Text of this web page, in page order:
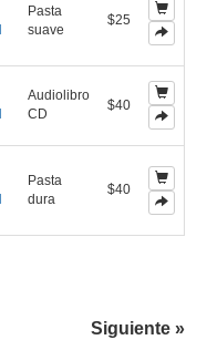
Pasta
suave
$25
Audiolibro
CD
$40
Pasta
dura
$40
Siguiente »